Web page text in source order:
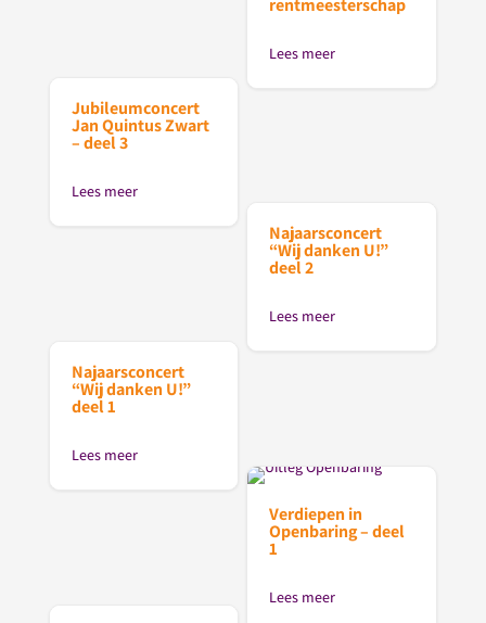
rentmeesterschap
Lees meer
Jubileumconcert
Jan Quintus Zwart
– deel 3
Lees meer
Najaarsconcert
“Wij danken U!”
deel 2
Lees meer
Najaarsconcert
“Wij danken U!”
deel 1
Lees meer
Verdiepen in
Openbaring – deel
1
Lees meer